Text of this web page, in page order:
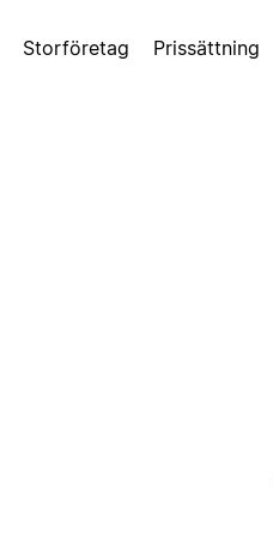
Storföretag Prissättning